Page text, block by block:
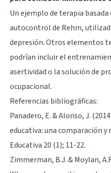
Un ejemplo de terapia basada
autocontrol de Rehm,
depresión. Otros elementos
podrían incluir el
asertividad o la solución de
ocupacional.
Referencias bibliográficas:
Panadero, E. & Alonso, J.
educativa: una comparación
Educativa 20 (1); 11-22.
Zimmerman, B.J. & Moylan,